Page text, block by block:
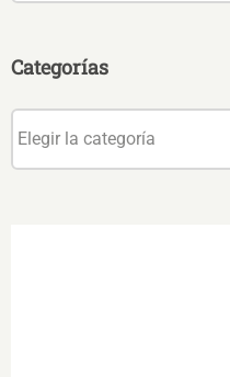
Categorías